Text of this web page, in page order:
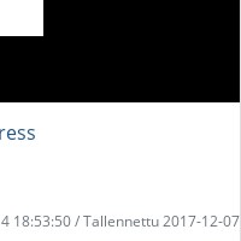
18:53:50 / Tallennettu 2017-12-07